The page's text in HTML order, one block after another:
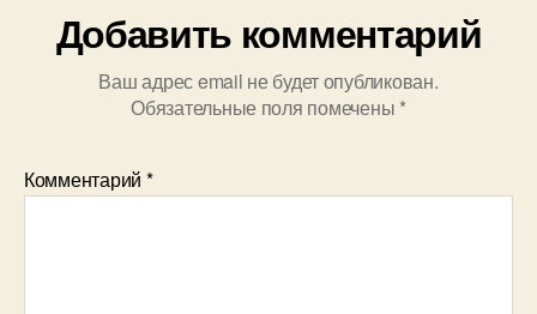
Добавить комментарий
Ваш адрес email не будет опубликован.
Обязательные поля помечены *
Комментарий *